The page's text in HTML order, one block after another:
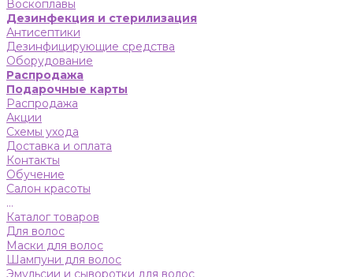
Воскоплавы
Дезинфекция и стерилизация
Антисептики
Дезинфицирующие средства
Оборудование
Распродажа
Подарочные карты
Распродажа
Акции
Схемы ухода
Доставка и оплата
Контакты
Обучение
Салон красоты
...
Каталог товаров
Для волос
Маски для волос
Шампуни для волос
Эмульсии и сыворотки для волос